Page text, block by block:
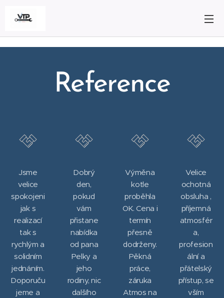
Reference
Jsme
velice
spokojeni
jak s
realizací
tak s
rychlým a
solidním
jednáním.
Doporuču
jeme a
Dobrý
den,
pokud
vám
přistane
nabídka
od pana
Pelky a
jeho
rodiny, nic
dalšího
Výměna
kotle
proběhla
OK. Cena i
termín
přesně
dodrženy.
Pěkná
práce,
záruka
Atmos na
Velice
ochotná
obsluha ,
příjemná
atmosfér
a,
profesion
ální a
přátelský
přístup, se
vším